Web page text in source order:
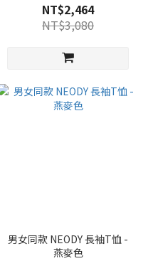
NT$2,464
NT$3,080
男女同款 NEODY 長袖T恤 -
燕麥色